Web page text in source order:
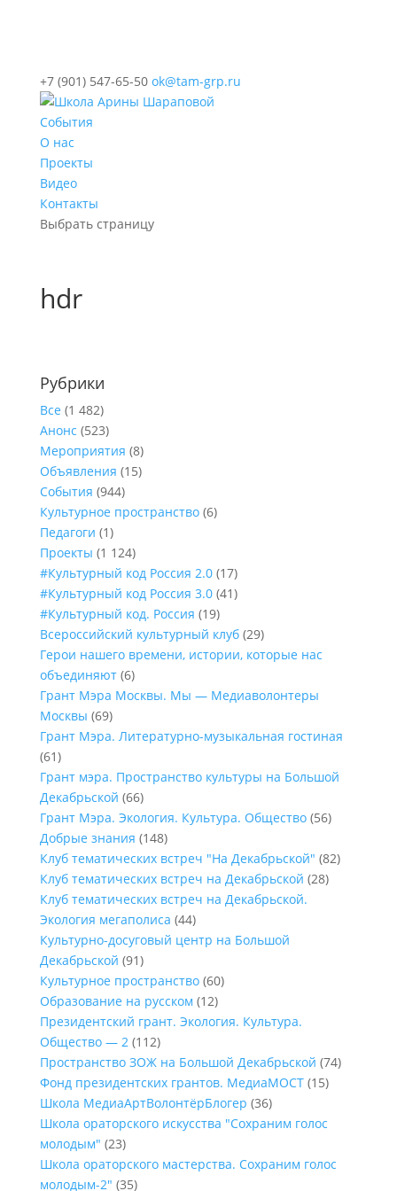
+7 (901) 547-65-50 ok@tam-grp.ru
События
О нас
Проекты
Видео
Контакты
Выбрать страницу
hdr
Рубрики
Все (1 482)
Анонс (523)
Мероприятия (8)
Объявления (15)
События (944)
Культурное пространство(6)
Педагоги (1)
Проекты (1 124)
#Культурный код Россия 2.0(17)
#Культурный код Россия 3.0(41)
#Культурный код. Россия (19)
Всероссийский культурный клуб(29)
Герои нашего времени, истории, которые нас
объединяют(6)
Грант Мэра Москвы. Мы — Медиаволонтеры
Москвы (69)
Грант Мэра. Литературно-музыкальная гостиная
(61)
Грант мэра. Пространство культуры на Большой
Декабрьской (66)
Грант Мэра. Экология. Культура. Общество(56)
Добрые знания (148)
Клуб тематических встреч "На Декабрьской" (82)
Клуб тематических встреч на Декабрьской (28)
Клуб тематических встреч на Декабрьской.
Экология мегаполиса (44)
Культурно-досуговый центр на Большой
Декабрьской (91)
Культурное пространство(60)
Образование на русском (12)
Президентский грант. Экология. Культура.
Общество — 2(112)
Пространство ЗОЖ на Большой Декабрьской (74)
Фонд президентских грантов. МедиаМОСТ(15)
Школа МедиаАртВолонтёрБлогер (36)
Школа ораторского искусства "Сохраним голос
молодым" (23)
Школа ораторского мастерства. Сохраним голос
молодым-2" (35)